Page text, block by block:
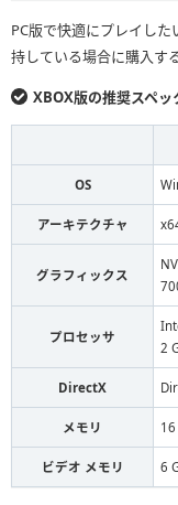
PC版で快適にプレイし
持している場合に購入す
XBOX版の推奨スペッ
OS
アーキテクチャ
グラフィックス
プロセッサ
2
DirectX
メモリ 16
ビデオ メモリ 6